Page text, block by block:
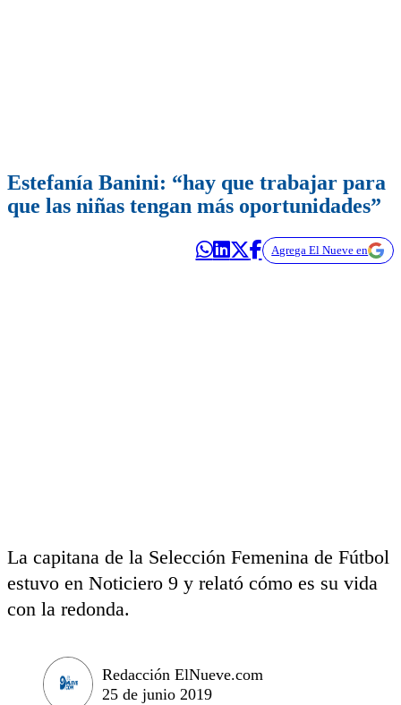
Estefanía Banini: “hay que trabajar para
que las niñas tengan más oportunidades”
Agrega El Nueve en
La capitana de la Selección Femenina de Fútbol
estuvo en Noticiero 9 y relató cómo es su vida
con la redonda.
Redacción ElNueve.com
25 de junio 2019